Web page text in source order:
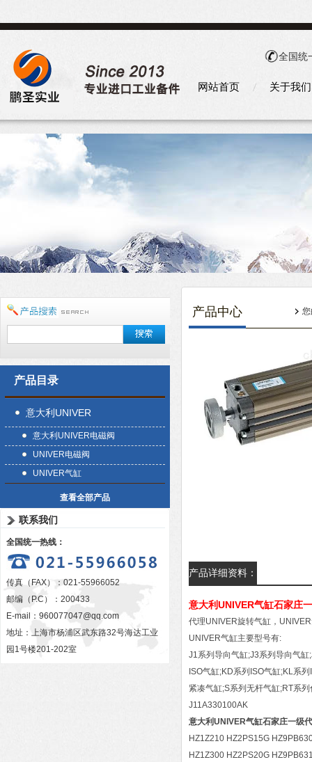
全国统
网站首页 关于我们
产品目录
意大利UNIVER
意大利UNIVER电磁阀
UNIVER电磁阀
UNIVER气缸
查看全部产品
联系我们
全国统一热线：
传真（FAX）：021-55966052
邮编（P.C）：200433
E-mail： 960077047@qq.com
地址：上海市杨浦区武东路32号海达工业
园1号楼201-202室
产品中心
产品详细资料：
意大利UNIVER气缸石家庄
代理UNIVER旋转气缸，
UNIVER气缸主要型号有:
J1系列导向气缸;J3系列导向气
ISO气缸;KD系列ISO气缸;KL系
紧凑气缸;S系列无杆气缸;RT系
J11A330100AK
意大利UNIVER气缸石家庄一级
HZ1Z210 HZ2PS15G
HZ1Z300 HZ2PS20G